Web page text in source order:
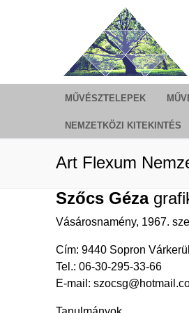
MŰVÉSZTELEPEK
NEMZETKÖZI KITEKINTÉS
Art Flexum
Szőcs Géza
Vásárosnamény, 1967.
Cím: 9440 Sopron
Tel.: 06-30-295-33-66
E-mail: